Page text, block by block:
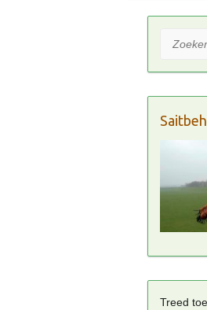
Zoeken
Treed